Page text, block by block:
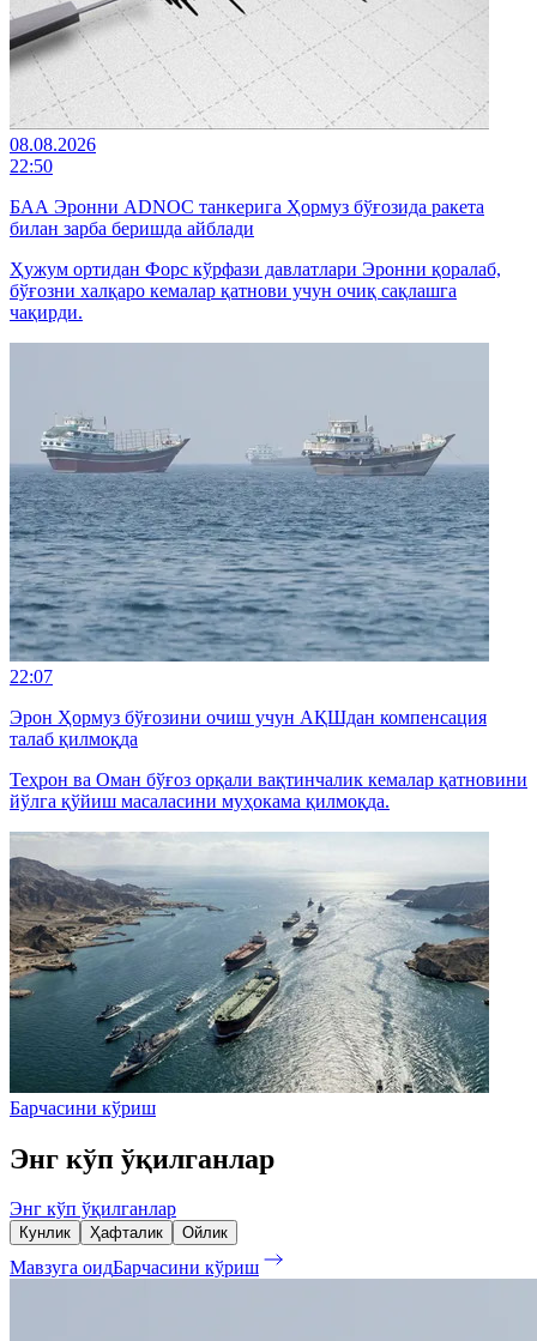
08.08.2026
22:50
БАА Эронни ADNOC танкерига Ҳормуз бўғозида ракета
билан зарба беришда айблади
Ҳужум ортидан Форс кўрфази давлатлари Эронни қоралаб,
бўғозни халқаро кемалар қатнови учун очиқ сақлашга
чақирди.
22:07
Эрон Ҳормуз бўғозини очиш учун АҚШдан компенсация
талаб қилмоқда
Теҳрон ва Оман бўғоз орқали вақтинчалик кемалар қатновини
йўлга қўйиш масаласини муҳокама қилмоқда.
Барчасини кўриш
Энг кўп ўқилганлар
Энг кўп ўқилганлар
Кунлик Ҳафталик Ойлик
Мавзуга оидБарчасини кўриш